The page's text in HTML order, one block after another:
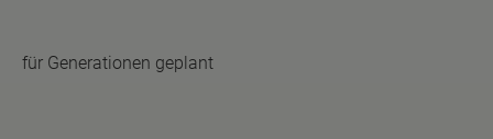
für Generationen geplant